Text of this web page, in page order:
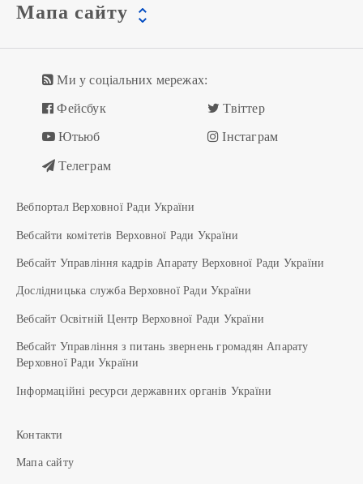
Мапа сайту
Ми у соціальних мережах:
Фейсбук Твіттер
Ютьюб Інстаграм
Телеграм
Вебпортал Верховної Ради України
Вебсайти комітетів Верховної Ради України
Вебсайт Управління кадрів Апарату Верховної Ради України
Дослідницька служба Верховної Ради України
Вебсайт Освітній Центр Верховної Ради України
Вебсайт Управління з питань звернень громадян Апарату
Верховної Ради України
Інформаційні ресурси державних органів України
Контакти
Мапа сайту